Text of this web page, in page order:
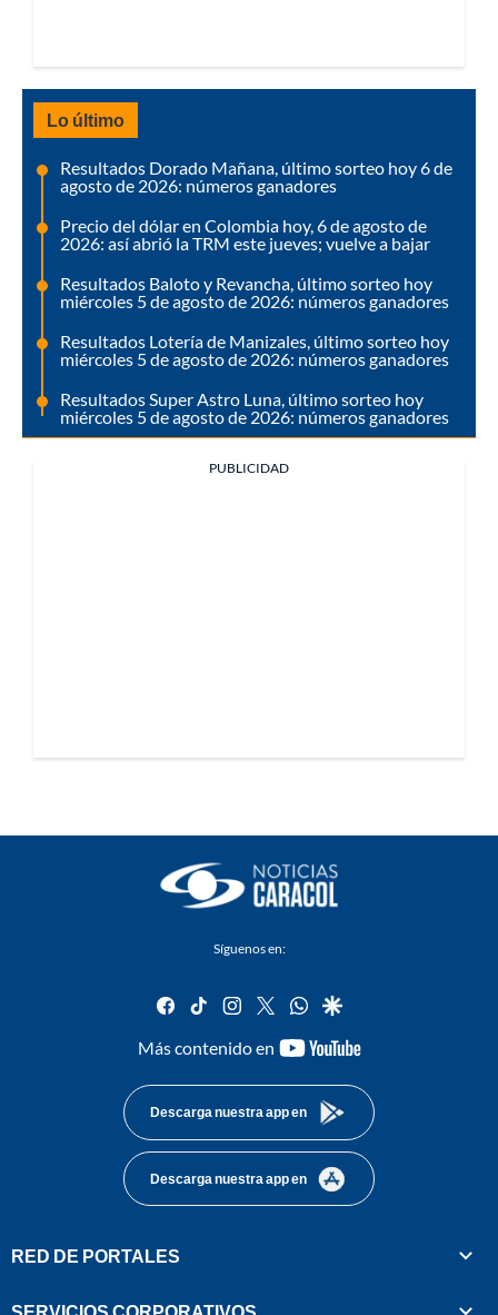
Lo último
Resultados Dorado Mañana, último sorteo hoy 6 de
agosto de 2026: números ganadores
Precio del dólar en Colombia hoy, 6 de agosto de
2026: así abrió la TRM este jueves; vuelve a bajar
Resultados Baloto y Revancha, último sorteo hoy
miércoles 5 de agosto de 2026: números ganadores
Resultados Lotería de Manizales, último sorteo hoy
miércoles 5 de agosto de 2026: números ganadores
Resultados Super Astro Luna, último sorteo hoy
miércoles 5 de agosto de 2026: números ganadores
PUBLICIDAD
Síguenos en:
facebook
tiktok instagram
twitterwhatsapp
google
Más contenido en
youtube-
Descarga nuestra app en
Descarga nuestra app en
RED DE PORTALES